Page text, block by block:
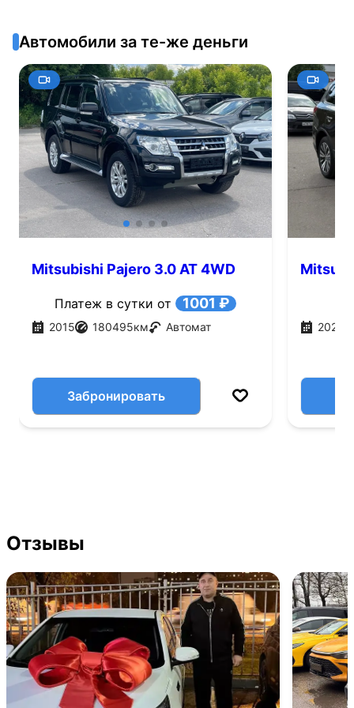
Автомобили за те-же деньги
Mitsubishi Pajero 3.0 AT 4WD
Платеж в сутки от 1001 ₽
2015 180495км Автомат
Забронировать
2021
Отзывы